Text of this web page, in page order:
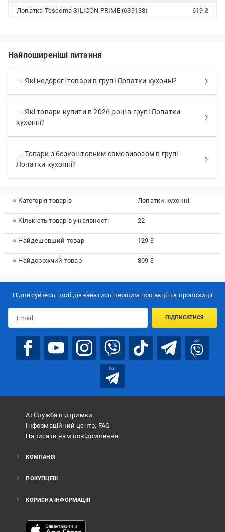
Лопатка Tescoma SILICON PRIME (639138)
619 ₴
Найпоширеніші питання
→ Які недорогі товари в групі Лопатки кухонні?
→ Які товари купити в 2026 році в групі Лопатки
кухонні?
→ Товари з безкоштовним самовивозом в групі
Лопатки кухонні?
⭐ Категорія товарів Лопатки кухонні
⭐ Кількість товарів у наявності 22
⭐ Найдешевший товар 129 ₴
⭐ Найдорожчий товар 809 ₴
Підписуйтесь, щоб дізнаватись першим про акції та пропозиції
ПІДПИСАТИСЯ
bot
bot
АІ Служба підтримки
Інформаційний центр, FAQ
Написати нам повідомлення
КОМПАНІЯ
ПОКУПЦЕВІ
КОРИСНА ІНФОРМАЦІЯ